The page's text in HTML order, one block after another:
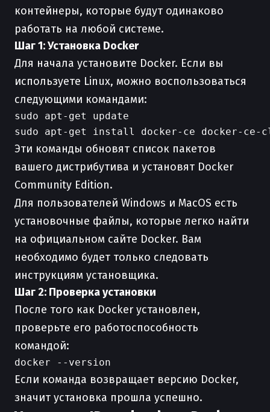
контейнеры, которые будут одинаково
работать на любой системе.
Шаг 1: Установка Docker
Для начала установите Docker. Если вы
используете Linux, можно воспользоваться
следующими командами:
sudo apt-get update
Эти команды обновят список пакетов
вашего дистрибутива и установят Docker
Community Edition.
Для пользователей Windows и MacOS есть
установочные файлы, которые легко найти
на официальном сайте Docker. Вам
необходимо будет только следовать
инструкциям установщика.
Шаг 2: Проверка установки
После того как Docker установлен,
проверьте его работоспособность
командой:
Если команда возвращает версию Docker,
значит установка прошла успешно.